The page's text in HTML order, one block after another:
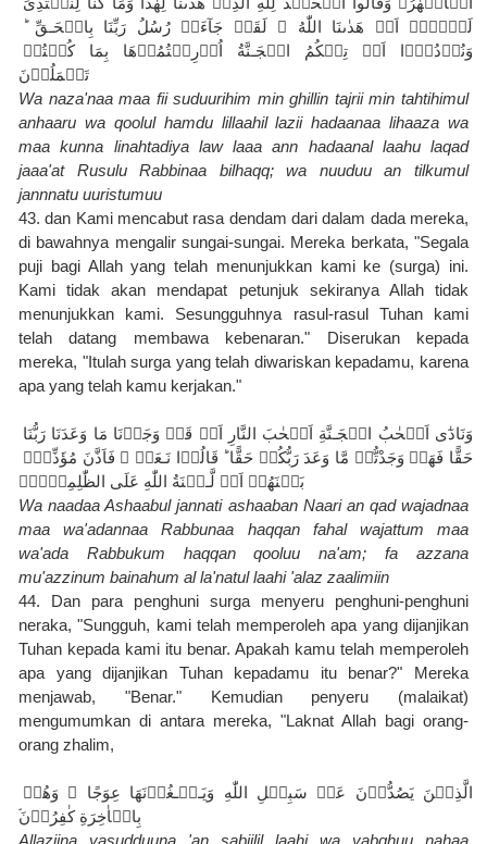
تَعۡمَلُوۡنَ
Wa naza'naa maa fii suduurihim min ghillin tajrii min tahtihimul
anhaaru wa qoolul hamdu lillaahil lazii hadaanaa lihaaza wa
maa kunna linahtadiya law laaa ann hadaanal laahu laqad
jaaa'at Rusulu Rabbinaa bilhaqq; wa nuuduu an tilkumul
jannnatu uuristumuu
43. dan Kami mencabut rasa dendam dari dalam dada mereka,
di bawahnya mengalir sungai-sungai. Mereka berkata, "Segala
puji bagi Allah yang telah menunjukkan kami ke (surga) ini.
Kami tidak akan mendapat petunjuk sekiranya Allah tidak
menunjukkan kami. Sesungguhnya rasul-rasul Tuhan kami
telah datang membawa kebenaran." Diserukan kepada
mereka, "Itulah surga yang telah diwariskan kepadamu, karena
apa yang telah kamu kerjakan."
بَيۡنَهُمۡ اَنۡ لَّـعۡنَةُ اللّٰهِ عَلَى الظّٰلِمِيۡنَۙ
Wa naadaa Ashaabul jannati ashaaban Naari an qad wajadnaa
maa wa'adannaa Rabbunaa haqqan fahal wajattum maa
wa'ada Rabbukum haqqan qooluu na'am; fa azzana
mu'azzinum bainahum al la'natul laahi 'alaz zaalimiin
44. Dan para penghuni surga menyeru penghuni-penghuni
neraka, "Sungguh, kami telah memperoleh apa yang dijanjikan
Tuhan kepada kami itu benar. Apakah kamu telah memperoleh
apa yang dijanjikan Tuhan kepadamu itu benar?" Mereka
menjawab, "Benar." Kemudian penyeru (malaikat)
mengumumkan di antara mereka, "Laknat Allah bagi orang-
orang zhalim,
بِالۡاٰخِرَةِ كٰفِرُوۡنَ‌ۘ
Allaziina yasudduuna 'an sabiilil laahi wa yabghuu nahaa